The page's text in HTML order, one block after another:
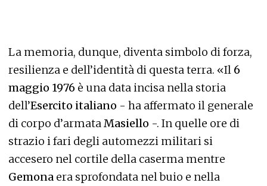
La memoria, dunque, diventa simbolo di forza,
resilienza e dell’identità di questa terra. «Il 6
maggio 1976 è una data incisa nella storia
dell’Esercito italiano - ha affermato il generale
di corpo d’armataMasiello -. In quelle ore di
strazio i fari degli automezzi militari si
accesero nel cortile della caserma mentre
Gemona era sprofondata nel buio e nella